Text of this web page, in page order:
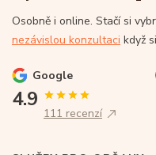
Osobně i online. Stačí si
nezávislou konzultaci když
Google
4.9
111 recenzí